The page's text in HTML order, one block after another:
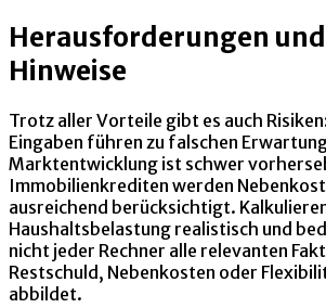
Herausforderungen
Hinweise
Trotz aller Vorteile gibt es auch
Eingaben führen zu falschen
Marktentwicklung ist schwer
Immobilienkrediten werden
ausreichend berücksichtigt.
Haushaltsbelastung realistisch und
nicht jeder Rechner alle relevanten
Restschuld, Nebenkosten oder
abbildet.